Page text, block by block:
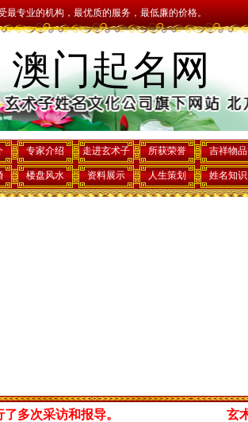
最优质的服务，最低廉的价格。 早上好,欢
澳门起名网
专家介绍 走进玄术子 所获荣誉 吉祥物品
楼盘风水 资料展示 人生策划 姓名知识
和报导。 玄术子大师